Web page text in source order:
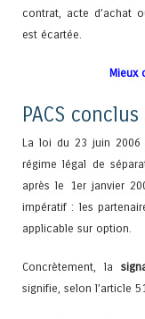
contrat, acte d’achat
est écartée.
Mieux
PACS
La loi du 23 juin 2006
régime légal de
après le 1er janvier
impératif : les
applicable sur option.
Concrètement, la
signifie, selon l’article